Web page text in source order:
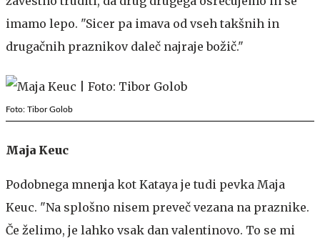
imamo lepo. "Sicer pa imava od vseh takšnih in
drugačnih praznikov daleč najraje božič."
Foto: Tibor Golob
Maja Keuc
Podobnega mnenja kot Kataya je tudi pevka Maja
Keuc. "Na splošno nisem preveč vezana na praznike.
Če želimo, je lahko vsak dan valentinovo. To se mi